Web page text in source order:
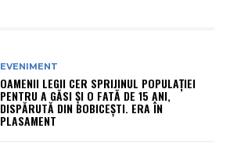
EVENIMENT
OAMENII LEGII CER SPRIJINUL POPULAȚIEI
PENTRU A GĂSI ȘI O FATĂ DE 15 ANI,
DISPĂRUTĂ DIN BOBICEȘTI. ERA ÎN
PLASAMENT